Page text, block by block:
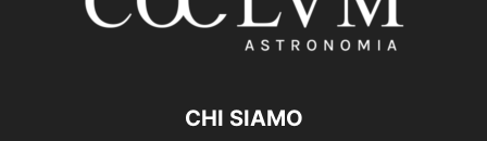
CHI SIAMO